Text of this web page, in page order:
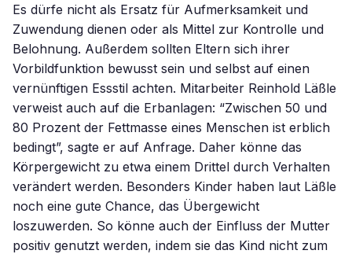
Es dürfe nicht als Ersatz für Aufmerksamkeit und
Zuwendung dienen oder als Mittel zur Kontrolle und
Belohnung. Außerdem sollten Eltern sich ihrer
Vorbildfunktion bewusst sein und selbst auf einen
vernünftigen Essstil achten. Mitarbeiter Reinhold Läßle
verweist auch auf die Erbanlagen: “Zwischen 50 und
80 Prozent der Fettmasse eines Menschen ist erblich
bedingt”, sagte er auf Anfrage. Daher könne das
Körpergewicht zu etwa einem Drittel durch Verhalten
verändert werden. Besonders Kinder haben laut Läßle
noch eine gute Chance, das Übergewicht
loszuwerden. So könne auch der Einfluss der Mutter
positiv genutzt werden, indem sie das Kind nicht zum